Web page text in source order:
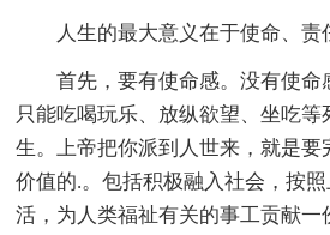
人生的最大意义在于使命、责
首先，要有使命感。没有使命
只能吃喝玩乐、放纵欲望、坐吃等
生。上帝把你派到人世来，就是要
价值的.。包括积极融入社会，按
活，为人类福祉有关的事工贡献一